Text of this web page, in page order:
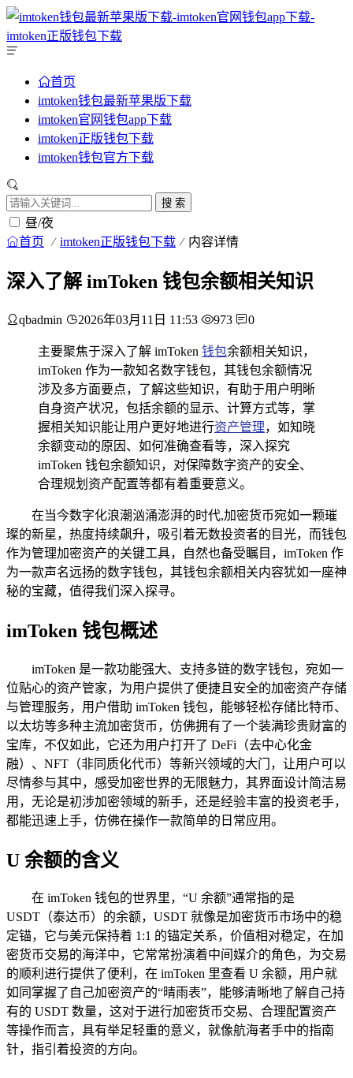
首页
imtoken钱包最新苹果版下载
imtoken官网钱包app下载
imtoken正版钱包下载
imtoken钱包官方下载
搜 索
昼/夜
首页 imtoken正版钱包下载 内容详情
深入了解 imToken 钱包余额相关知识
qbadmin 2026年03月11日 11:53 973 0
主要聚焦于深入了解 imToken 钱包余额相关知识，
imToken 作为一款知名数字钱包，其钱包余额情况
涉及多方面要点，了解这些知识，有助于用户明晰
自身资产状况，包括余额的显示、计算方式等，掌
握相关知识能让用户更好地进行资产管理，如知晓
余额变动的原因、如何准确查看等，深入探究
imToken 钱包余额知识，对保障数字资产的安全、
合理规划资产配置等都有着重要意义。
在当今数字化浪潮汹涌澎湃的时代,加密货币宛如一颗璀
璨的新星，热度持续飙升，吸引着无数投资者的目光，而钱包
作为管理加密资产的关键工具，自然也备受瞩目，imToken 作
为一款声名远扬的数字钱包，其钱包余额相关内容犹如一座神
秘的宝藏，值得我们深入探寻。
imToken 钱包概述
imToken 是一款功能强大、支持多链的数字钱包，宛如一
位贴心的资产管家，为用户提供了便捷且安全的加密资产存储
与管理服务，用户借助 imToken 钱包，能够轻松存储比特币、
以太坊等多种主流加密货币，仿佛拥有了一个装满珍贵财富的
宝库，不仅如此，它还为用户打开了 DeFi（去中心化金
融）、NFT（非同质化代币）等新兴领域的大门，让用户可以
尽情参与其中，感受加密世界的无限魅力，其界面设计简洁易
用，无论是初涉加密领域的新手，还是经验丰富的投资老手，
都能迅速上手，仿佛在操作一款简单的日常应用。
U 余额的含义
在 imToken 钱包的世界里，“U 余额”通常指的是
USDT（泰达币）的余额，USDT 就像是加密货币市场中的稳
定锚，它与美元保持着 1:1 的锚定关系，价值相对稳定，在加
密货币交易的海洋中，它常常扮演着中间媒介的角色，为交易
的顺利进行提供了便利，在 imToken 里查看 U 余额，用户就
如同掌握了自己加密资产的“晴雨表”，能够清晰地了解自己持
有的 USDT 数量，这对于进行加密货币交易、合理配置资产
等操作而言，具有举足轻重的意义，就像航海者手中的指南
针，指引着投资的方向。